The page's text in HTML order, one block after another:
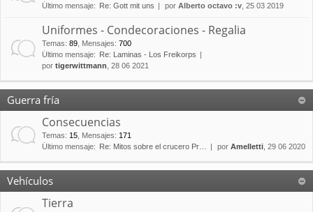
Último mensaje:
Re: Gott mit uns por Alberto octavo :v , 25 03 2019
Uniformes - Condecoraciones - Regalia
Temas: 89 Mensajes: 700
Último mensaje:
Re: Laminas - Los Freikorps
por tigerwittmann , 28 06 2021
Guerra fría
Consecuencias
Temas: 15 Mensajes: 171
Último mensaje:
Re: Mitos sobre el crucero Pr… por Amelletti , 29 06 2020
Vehículos
Tierra